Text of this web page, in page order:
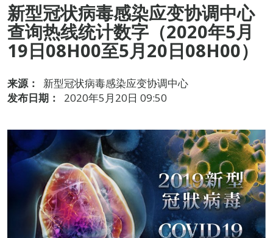
新型冠状病毒感染应变协调中心
查询热线统计数字（2020年5月
19日08H00至5月20日08H00）
来源：
新型冠状病毒感染应变协调中心
发布日期：
2020年5月20日 09:50